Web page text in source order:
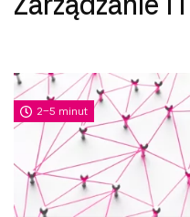
Zarządzanie IT
2-5 minut